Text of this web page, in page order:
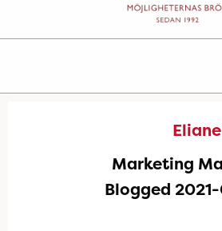
Marketing
Blogged